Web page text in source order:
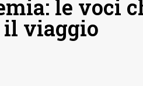
le voci
il viaggio